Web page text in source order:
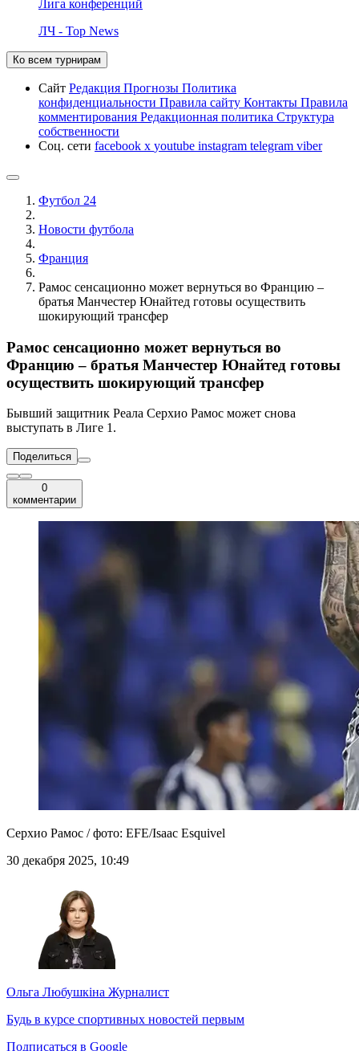
Лига конференций
ЛЧ - Top News
Ко всем турнирам
Сайт Редакция Прогнозы Политика
конфиденциальности Правила сайту Контакты Правила
комментирования Редакционная политика Структура
собственности
Соц. сети facebook x youtube instagram telegram viber
Футбол 24
Новости футбола
Франция
Рамос сенсационно может вернуться во Францию –
братья Манчестер Юнайтед готовы осуществить
шокирующий трансфер
Рамос сенсационно может вернуться во
Францию – братья Манчестер Юнайтед готовы
осуществить шокирующий трансфер
Бывший защитник Реала Серхио Рамос может снова
выступать в Лиге 1.
Поделиться
0
комментарии
Серхио Рамос / фото: EFE/Isaac Esquivel
30 декабря 2025, 10:49
Ольга Любушкіна Журналист
Будь в курсе спортивных новостей первым
Подписаться в Google